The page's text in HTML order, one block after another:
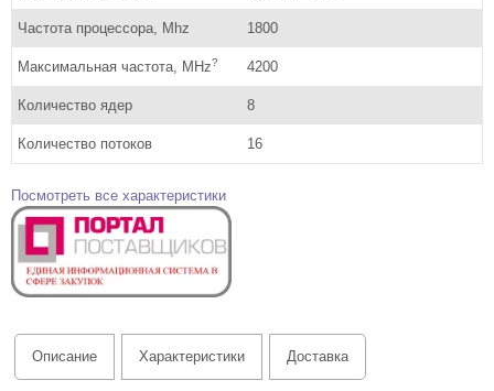
Частота процессора, Mhz 1800
Максимальная частота, MHz? 4200
Количество ядер 8
Количество потоков 16
Посмотреть все характеристики
Описание Характеристики Доставка